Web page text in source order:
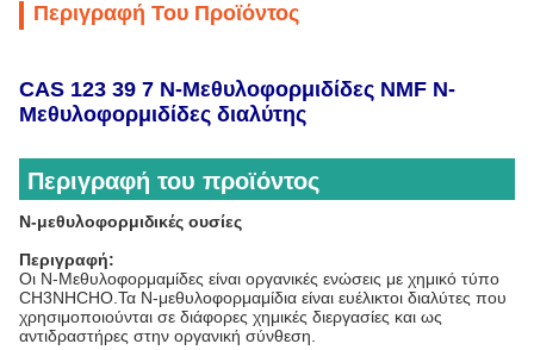
Περιγραφή Του Προϊόντος
CAS 123 39 7 N-Μεθυλοφορμιδίδες NMF N-
Μεθυλοφορμιδίδες διαλύτης
Περιγραφή του προϊόντος
N-μεθυλοφορμιδικές ουσίες
Περιγραφή:
Οι N-Μεθυλοφορμαμίδες είναι οργανικές ενώσεις με χημικό τύπο
CH3NHCHO.Τα N-μεθυλοφορμαμίδια είναι ευέλικτοι διαλύτες που
χρησιμοποιούνται σε διάφορες χημικές διεργασίες και ως
αντιδραστήρες στην οργανική σύνθεση.